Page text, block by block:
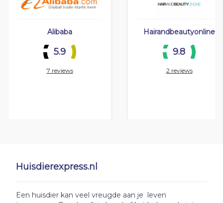
Huisdierexpress.nl
Een huisdier kan veel vreugde aan je leven
Alibaba
5.9
7 reviews
Hairandbeautyonline
9.8
2 reviews